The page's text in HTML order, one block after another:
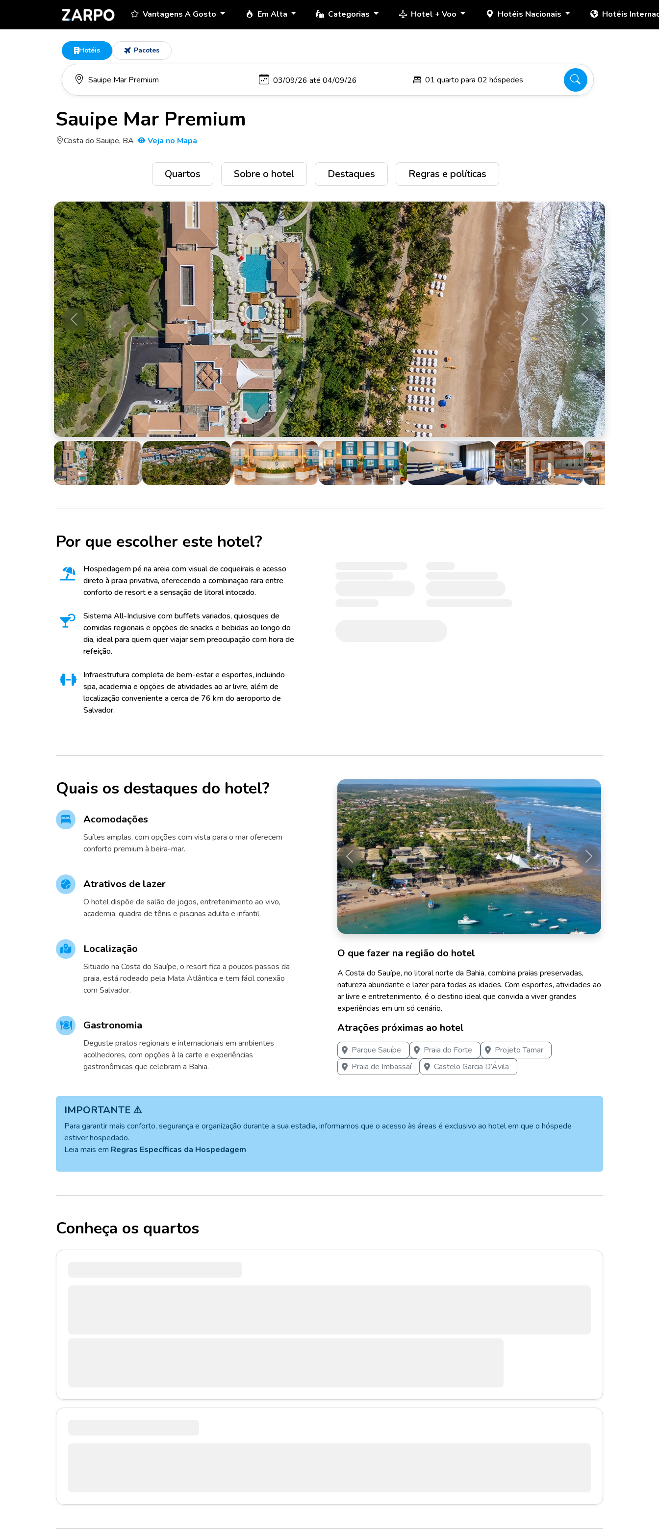
Vantagens A Gosto Em Alta Categorias Hotel + Voo Hotéis Nacionais Hotéis
Hotéis Pacotes
01 quarto para 02 hóspedes
Sauipe Mar Premium
Costa do Sauipe, BA Veja no Mapa
Quartos Sobre o hotel Destaques Regras e políticas
Anterior Próximo
Por que escolher este hotel?
Hospedagem pé na areia com visual de coqueirais e acesso
direto à praia privativa, oferecendo a combinação rara entre
conforto de resort e a sensação de litoral intocado.
Sistema All-Inclusive com buffets variados, quiosques de
comidas regionais e opções de snacks e bebidas ao longo do
dia, ideal para quem quer viajar sem preocupação com hora de
refeição.
Infraestrutura completa de bem-estar e esportes, incluindo
spa, academia e opções de atividades ao ar livre, além de
localização conveniente a cerca de 76 km do aeroporto de
Salvador.
Quais os destaques do hotel?
Acomodações
Suítes amplas, com opções com vista para o mar oferecem
conforto premium à beira-mar.
Atrativos de lazer
O hotel dispõe de salão de jogos, entretenimento ao vivo,
academia, quadra de tênis e piscinas adulta e infantil.
Localização
Situado na Costa do Sauípe, o resort fica a poucos passos da
praia, está rodeado pela Mata Atlântica e tem fácil conexão
com Salvador.
Gastronomia
Deguste pratos regionais e internacionais em ambientes
acolhedores, com opções à la carte e experiências
gastronômicas que celebram a Bahia.
O que fazer na região do hotel
Anterior Próximo
A Costa do Sauípe, no litoral norte da Bahia, combina praias preservadas,
natureza abundante e lazer para todas as idades. Com esportes, atividades ao
ar livre e entretenimento, é o destino ideal que convida a viver grandes
experiências em um só cenário.
Atrações próximas ao hotel
Parque Sauípe Praia do Forte
Projeto Tamar
Praia de Imbassaí
Castelo Garcia D’Ávila
IMPORTANTE ⚠️
Para garantir mais conforto, segurança e organização durante a sua estadia, informamos que o acesso às áreas é exclusivo ao hotel em que o hóspede
estiver hospedado.
Leia mais em Regras Específicas da Hospedagem
Conheça os quartos